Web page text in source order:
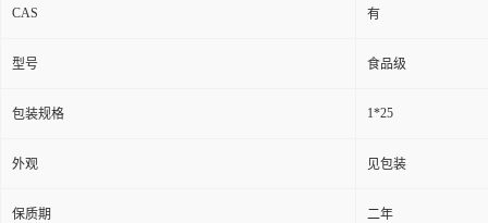
CAS 有
型号 食品级
包装规格 1*25
外观 见包装
保质期 二年